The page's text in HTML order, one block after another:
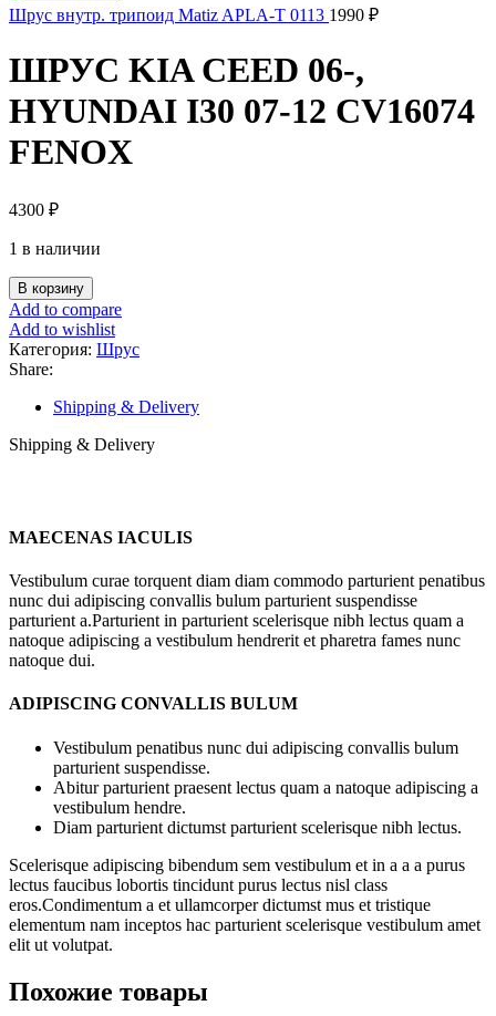
Шрус внутр. трипоид Matiz APLA-T 0113 1990 ₽
ШРУС KIA CEED 06-,
HYUNDAI I30 07-12 CV16074
FENOX
4300 ₽
1 в наличии
Количество
товара
ШРУС
KIA
CEED
HYUNDAI
07-
В корзину
Add to compare
Add to wishlist
Категория: Шрус
Share:
Shipping & Delivery
Shipping & Delivery
MAECENAS IACULIS
Vestibulum curae torquent diam diam commodo parturient penatibus
nunc dui adipiscing convallis bulum parturient suspendisse
parturient a.Parturient in parturient scelerisque nibh lectus quam a
natoque adipiscing a vestibulum hendrerit et pharetra fames nunc
natoque dui.
ADIPISCING CONVALLIS BULUM
Vestibulum penatibus nunc dui adipiscing convallis bulum
parturient suspendisse.
Abitur parturient praesent lectus quam a natoque adipiscing a
vestibulum hendre.
Diam parturient dictumst parturient scelerisque nibh lectus.
Scelerisque adipiscing bibendum sem vestibulum et in a a a purus
lectus faucibus lobortis tincidunt purus lectus nisl class
eros.Condimentum a et ullamcorper dictumst mus et tristique
elementum nam inceptos hac parturient scelerisque vestibulum amet
elit ut volutpat.
Похожие товары